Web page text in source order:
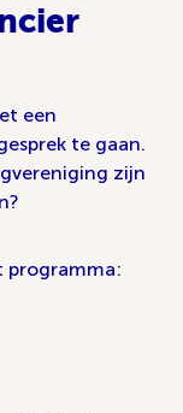
een
te gaan.
zijn
programma: